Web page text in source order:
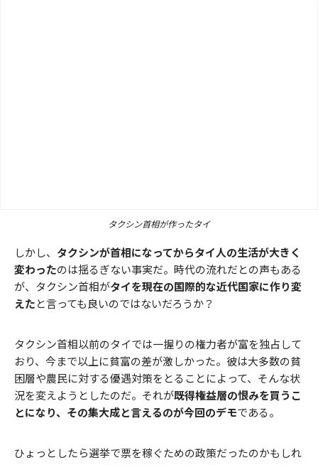
タクシン首相が作ったタイ
しかし、 タクシンが首相になってからタイ人の生活が大きく
変わったのは揺るぎない事実だ。時代の流れだとの声もある
が、タクシン首相がタイを現在の国際的な近代国家に作り変
えたと言っても良いのではないだろうか？
タクシン首相以前のタイでは一握りの権力者が富を独占して
おり、今まで以上に貧富の差が激しかった。彼は大多数の貧
困層や農民に対する優遇対策をとることによって、そんな状
況を変えようとしたのだ。それが既得権益層の恨みを買うこ
とになり、その集大成と言えるのが今回のデモである。
ひょっとしたら選挙で票を稼ぐための政策だったのかもしれ